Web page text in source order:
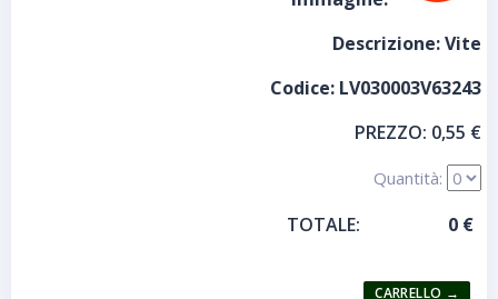
Descrizione:Vite
Codice: LV030003V63243
PREZZO: 0,55 €
Quantità:
TOTALE: